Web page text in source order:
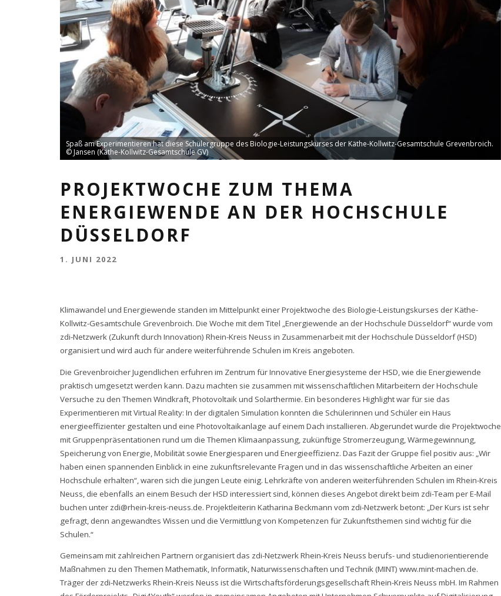
Spaß am Experimentieren hat diese Schülergruppe des Biologie-Leistungskurses der Käthe-Kollwitz-Gesamtschule Grevenbroich.
© Jansen (Käthe-Kollwitz-Gesamtschule GV)
PROJEKTWOCHE ZUM THEMA
ENERGIEWENDE AN DER HOCHSCHULE
DÜSSELDORF
1. JUNI 2022
Klimawandel und Energiewende standen im Mittelpunkt einer Projektwoche des Biologie-Leistungskurses der Käthe-
Kollwitz-Gesamtschule Grevenbroich. Die Woche mit dem Titel „Energiewende an der Hochschule Düsseldorf“ wurde vom
zdi-Netzwerk (Zukunft durch Innovation) Rhein-Kreis Neuss in Zusammenarbeit mit der Hochschule Düsseldorf (HSD)
organisiert und wird auch für andere weiterführende Schulen im Kreis angeboten.
Die Grevenbroicher Jugendlichen erfuhren im Zentrum für Innovative Energiesysteme der HSD, wie die Energiewende
praktisch umgesetzt werden kann. Dazu machten sie zusammen mit wissenschaftlichen Mitarbeitern der Hochschule
Versuche zu den Themen Windkraft, Photovoltaik und Solarthermie. Ein besonderes Highlight war für sie das
Experimentieren mit Virtual Reality: In der digitalen Simulation konnten die Schülerinnen und Schüler ein Haus
energieeffizienter gestalten und eine Photovoltaikanlage auf einem Dach installieren. Abgerundet wurde die Projektwoche
mit Gruppenpräsentationen rund um die Themen Klimaanpassung, zukünftige Stromerzeugung, Wärmegewinnung,
Speicherung von Energie, Mobilität sowie Energiesparen und Energieeffizienz. Das Fazit der Gruppe fiel positiv aus: „Wir
haben einen spannenden Einblick in eine zukunftsrelevante Fragen und in das wissenschaftliche Arbeiten an einer
Hochschule erhalten“, waren sich die jungen Leute einig. Lehrkräfte von anderen weiterführenden Schulen im Rhein-Kreis
Neuss, die ebenfalls an einem Besuch der HSD interessiert sind, können dieses Angebot direkt beim zdi-Team per E-Mail
buchen unter zdi@rhein-kreis-neuss.de. Projektleiterin Katharina Beckmann vom zdi-Netzwerk betont: „Der Kurs ist sehr
gefragt, denn angewandtes Wissen und die Vermittlung von Kompetenzen für Zukunftsthemen sind wichtig für die
Schulen.“
Gemeinsam mit zahlreichen Partnern organisiert das zdi-Netzwerk Rhein-Kreis Neuss berufs- und studienorientierende
Maßnahmen zu den Themen Mathematik, Informatik, Naturwissenschaften und Technik (MINT) www.mint-machen.de.
Träger der zdi-Netzwerks Rhein-Kreis Neuss ist die Wirtschaftsförderungsgesellschaft Rhein-Kreis Neuss mbH. Im Rahmen